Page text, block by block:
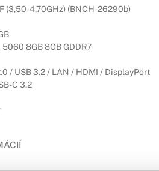
(3,50-4,70GHz) (BNCH-26290b)
5060 8GB 8GB GDDR7
/ USB 3.2 / LAN / HDMI / DisplayPort
C 3.2